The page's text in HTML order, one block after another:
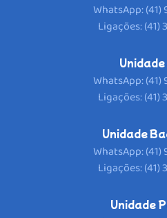
WhatsApp: (41)
Ligações: (41)
Unidade
WhatsApp: (41)
Ligações: (41)
Unidade
WhatsApp: (41)
Ligações: (41)
Unidade